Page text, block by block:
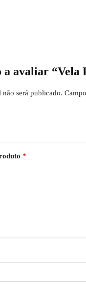
avaliar “Vela
não será publicado.
*